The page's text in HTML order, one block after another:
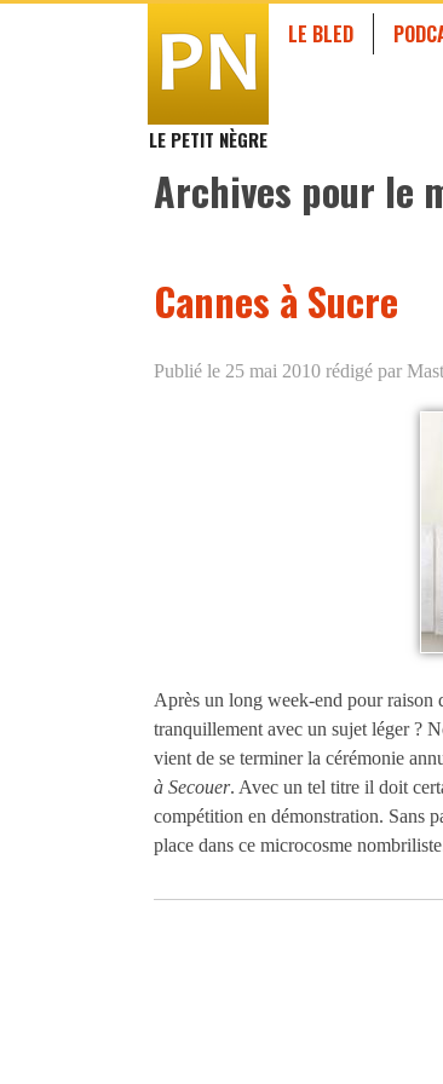
LE PETIT NÈGRE
LE BLED
Archives pour le
Cannes à Sucre
Publié le 25 mai 2010 rédigé par
Après un long week-end pour raison
tranquillement avec un sujet léger ?
vient de se terminer la cérémonie
à Secouer. Avec un tel titre il doit
compétition en démonstration. Sans
place dans ce microcosme